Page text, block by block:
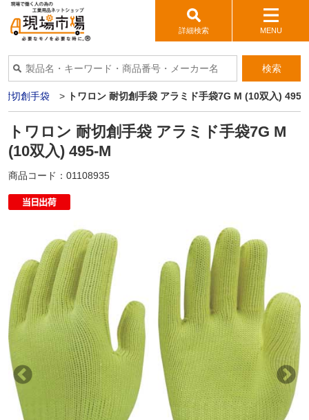
詳細検索 MENU
検索
耐切創手袋 > トワロン 耐切創手袋 アラミド手袋7G M (10双入) 495-
トワロン 耐切創手袋 アラミド手袋7G M
(10双入) 495-M
商品コード： 01108935